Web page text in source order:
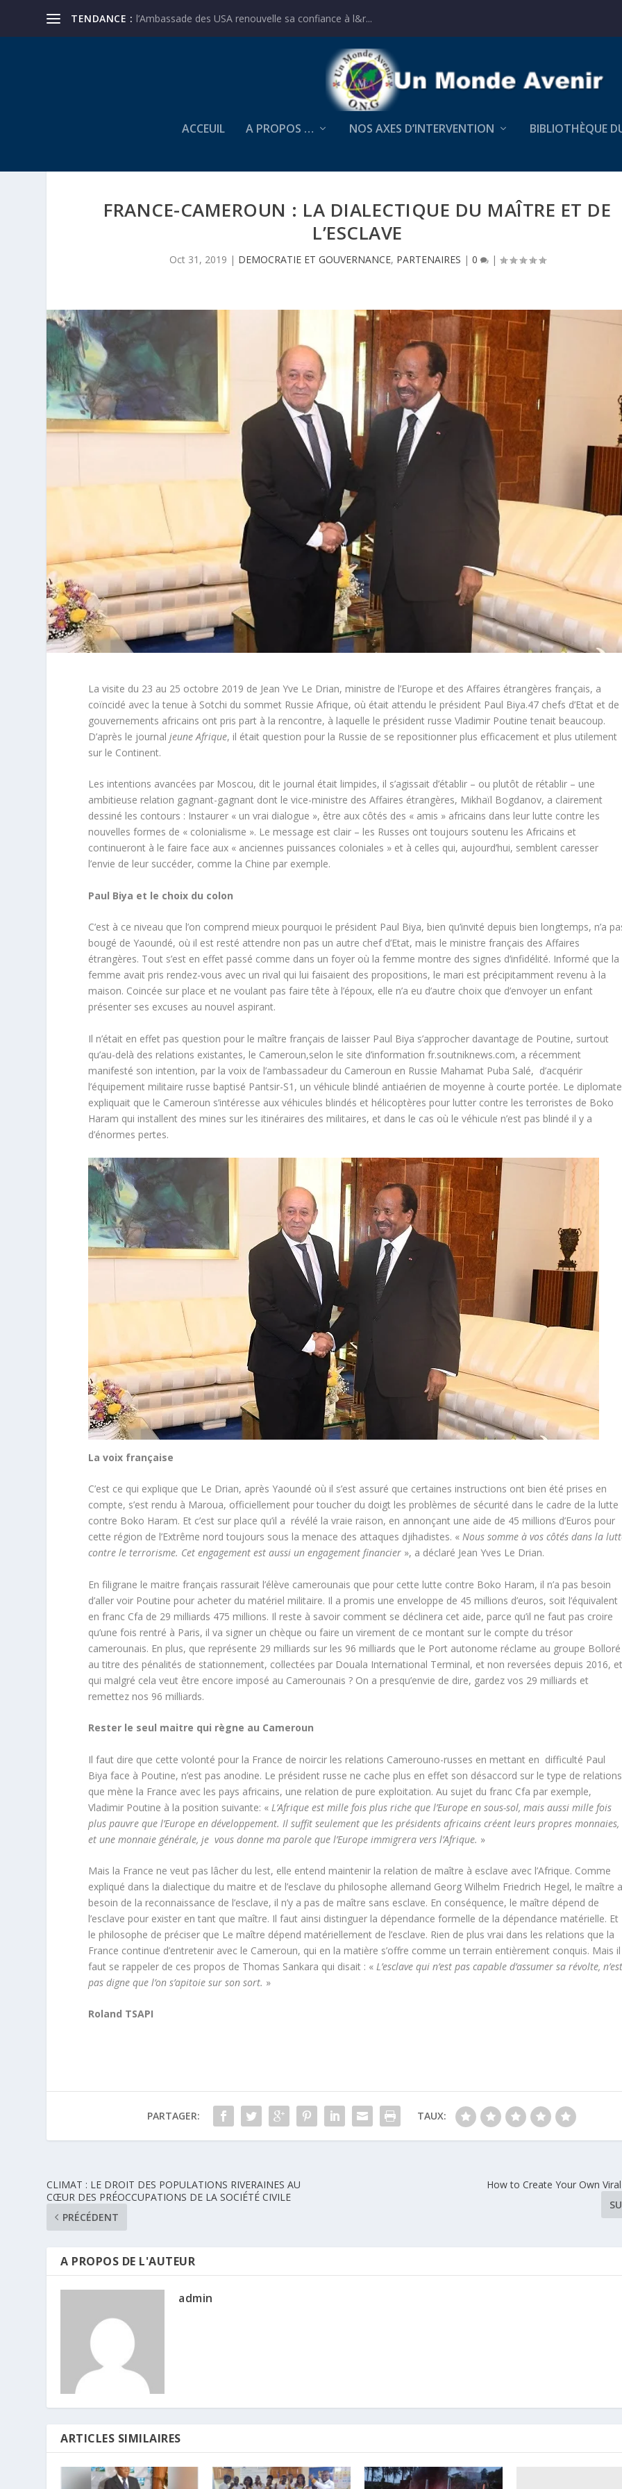
TENDANCE : l’Ambassade des USA renouvelle sa confiance à l&r...
ACCEUIL A PROPOS … NOS AXES D’INTERVENTION BIBLIOTHÈQUE
FRANCE-CAMEROUN : LA DIALECTIQUE DU MAÎTRE ET DE
L’ESCLAVE
Oct 31, 2019 | DEMOCRATIE ET GOUVERNANCE, PARTENAIRES | 0 |
La visite du 23 au 25 octobre 2019 de Jean Yve Le Drian, ministre de l’Europe et des Affaires étrangères français, a
coïncidé avec la tenue à Sotchi du sommet Russie Afrique, où était attendu le président Paul Biya.47 chefs d’Etat et de
gouvernements africains ont pris part à la rencontre, à laquelle le président russe Vladimir Poutine tenait beaucoup.
D’après le journaljeune Afrique, il était question pour la Russie de se repositionner plus efficacement et plus utilement
sur le Continent.
Les intentions avancées par Moscou, dit le journal était limpides, il s’agissait d’établir – ou plutôt de rétablir – une
ambitieuse relation gagnant-gagnant dont le vice-ministre des Affaires étrangères, Mikhaïl Bogdanov, a clairement
dessiné les contours : Instaurer « un vrai dialogue », être aux côtés des « amis » africains dans leur lutte contre les
nouvelles formes de « colonialisme ». Le message est clair – les Russes ont toujours soutenu les Africains et
continueront à le faire face aux « anciennes puissances coloniales » et à celles qui, aujourd’hui, semblent caresser
l’envie de leur succéder, comme la Chine par exemple.
Paul Biya et le choix du colon
C’est à ce niveau que l’on comprend mieux pourquoi le président Paul Biya, bien qu’invité depuis bien longtemps, n’a
bougé de Yaoundé, où il est resté attendre non pas un autre chef d’Etat, mais le ministre français des Affaires
étrangères. Tout s’est en effet passé comme dans un foyer où la femme montre des signes d’infidélité. Informé que la
femme avait pris rendez-vous avec un rival qui lui faisaient des propositions, le mari est précipitamment revenu à la
maison. Coincée sur place et ne voulant pas faire tête à l’époux, elle n’a eu d’autre choix que d’envoyer un enfant
présenter ses excuses au nouvel aspirant.
Il n’était en effet pas question pour le maître français de laisser Paul Biya s’approcher davantage de Poutine, surtout
qu’au-delà des relations existantes, le Cameroun,selon le site d’information fr.soutniknews.com, a récemment
manifesté son intention, par la voix de l’ambassadeur du Cameroun en Russie Mahamat Puba Salé, d’acquérir
l’équipement militaire russe baptisé Pantsir-S1, un véhicule blindé antiaérien de moyenne à courte portée. Le diplomate
expliquait que le Cameroun s’intéresse aux véhicules blindés et hélicoptères pour lutter contre les terroristes de Boko
Haram qui installent des mines sur les itinéraires des militaires, et dans le cas où le véhicule n’est pas blindé il y a
d’énormes pertes.
La voix française
C’est ce qui explique que Le Drian, après Yaoundé où il s’est assuré que certaines instructions ont bien été prises en
compte, s’est rendu à Maroua, officiellement pour toucher du doigt les problèmes de sécurité dans le cadre de la lutte
contre Boko Haram. Et c’est sur place qu’il a révélé la vraie raison, en annonçant une aide de 45 millions d’Euros pour
cette région de l’Extrême nord toujours sous la menace des attaques djihadistes. «Nous somme à vos côtés dans la
contre le terrorisme. Cet engagement est aussi un engagement financier », a déclaré Jean Yves Le Drian.
En filigrane le maitre français rassurait l’élève camerounais que pour cette lutte contre Boko Haram, il n’a pas besoin
d’aller voir Poutine pour acheter du matériel militaire. Il a promis une enveloppe de 45 millions d’euros, soit l’équivalent
en franc Cfa de 29 milliards 475 millions. Il reste à savoir comment se déclinera cet aide, parce qu’il ne faut pas croire
qu’une fois rentré à Paris, il va signer un chèque ou faire un virement de ce montant sur le compte du trésor
camerounais. En plus, que représente 29 milliards sur les 96 milliards que le Port autonome réclame au groupe Bolloré
au titre des pénalités de stationnement, collectées par Douala International Terminal, et non reversées depuis 2016,
qui malgré cela veut être encore imposé au Camerounais ? On a presqu’envie de dire, gardez vos 29 milliards et
remettez nos 96 milliards.
Rester le seul maitre qui règne au Cameroun
Il faut dire que cette volonté pour la France de noircir les relations Camerouno-russes en mettant en difficulté Paul
Biya face à Poutine, n’est pas anodine. Le président russe ne cache plus en effet son désaccord sur le type de relations
que mène la France avec les pays africains, une relation de pure exploitation. Au sujet du franc Cfa par exemple,
Vladimir Poutine à la position suivante: « L’Afrique est mille fois plus riche que l’Europe en sous-sol, mais aussi mille fois
plus pauvre que l’Europe en développement. Il suffit seulement que les présidents africains créent leurs propres monnaies,
et une monnaie générale, je vous donne ma parole que l’Europe immigrera vers l’Afrique. »
Mais la France ne veut pas lâcher du lest, elle entend maintenir la relation de maître à esclave avec l’Afrique. Comme
expliqué dans la dialectique du maitre et de l’esclave du philosophe allemand Georg Wilhelm Friedrich Hegel, le maître
besoin de la reconnaissance de l’esclave, il n’y a pas de maître sans esclave. En conséquence, le maître dépend de
l’esclave pour exister en tant que maître. Il faut ainsi distinguer la dépendance formelle de la dépendance matérielle. Et
le philosophe de préciser que Le maître dépend matériellement de l’esclave. Rien de plus vrai dans les relations que la
France continue d’entretenir avec le Cameroun, qui en la matière s’offre comme un terrain entièrement conquis. Mais il
faut se rappeler de ces propos de Thomas Sankara qui disait : «L’esclave qui n’est pas capable d’assumer sa révolte,
pas digne que l’on s’apitoie sur son sort. »
Roland TSAPI
PARTAGER: TAUX:
CLIMAT : LE DROIT DES POPULATIONS RIVERAINES AU
CŒUR DES PRÉOCCUPATIONS DE LA SOCIÉTÉ CIVILE
PRÉCÉDENT
How to Create Your Own
A PROPOS DE L'AUTEUR
admin
ARTICLES SIMILAIRES